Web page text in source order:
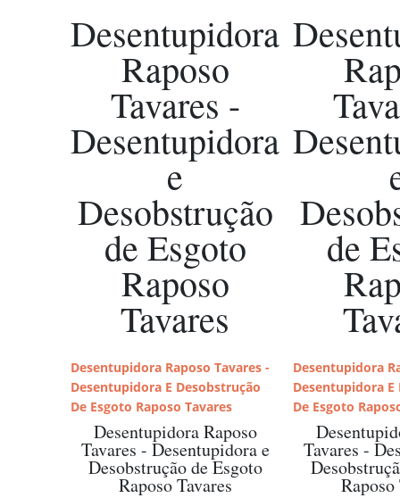
Desentupidora
Raposo
Tavares -
Desentupidora
e
Desobstrução
de Esgoto
Raposo
Tavares
de
Desentupidora Raposo Tavares -
Desentupidora E Desobstrução
De Esgoto Raposo Tavares
Desentupidora
Desentupidora E
De Esgoto
Desentupidora Raposo
Tavares - Desentupidora e
Desobstrução de Esgoto
Raposo Tavares
Tavares -
Raposo